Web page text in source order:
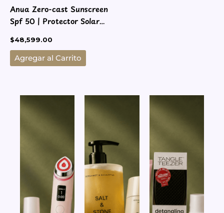
Anua Zero-cast Sunscreen
Spf 50 | Protector Solar
$48,599.00
Agregar al Carrito